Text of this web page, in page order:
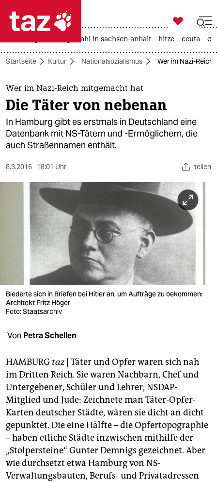
 taz zahl ich
taz zahl ich
themen
politik
öko
berlin
wahrheit
verlag
verlag
shop
fragen & hilfe
unterstützen
abo
genossenschaft
epaper login

taz zahl ich
landtagswahl in sachsen-anhalt hitze ceuta
Startseite Kultur Nationalsozialismus Wer im Nazi-Reich
Wer im Nazi-Reich mitgemacht hat
Die Täter von nebenan
In Hamburg gibt es erstmals in Deutschland eine
Datenbank mit NS-Tätern und -Ermöglichern, die
auch Straßennamen enthält.
8.3.2016 18:01 Uhr teilen
Biederte sich in Briefen bei Hitler an, um Aufträge zu bekommen:
Architekt Fritz Höger
Foto: Staatsarchiv
Von Petra Schellen
HAMBURG taz| Täter und Opfer waren sich nah
im Dritten Reich. Sie waren Nachbarn, Chef und
Untergebener, Schüler und Lehrer, NSDAP-
Mitglied und Jude: Zeichnete man Täter-Opfer-
Karten deutscher Städte, wären sie dicht an dicht
gepunktet. Die eine Hälfte – die Opfertopographie
– haben etliche Städte inzwischen mithilfe der
„Stolpersteine“ Gunter Demnigs gezeichnet. Aber
wie durchsetzt etwa Hamburg von NS-
Verwaltungsbauten, Berufs- und Privatadressen